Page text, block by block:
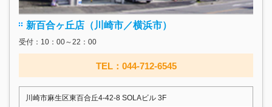
新百合ヶ丘店（川崎市／横浜市）
受付：10：00～22：00
TEL：044-712-6545
川崎市麻生区東百合丘4-42-8 SOLAビル 3F